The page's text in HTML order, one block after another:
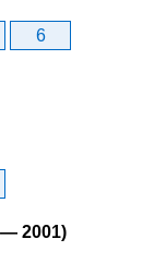
6
2001)